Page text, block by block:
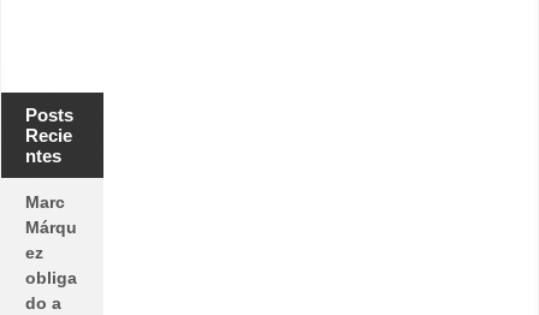
Posts
Recie
ntes
Marc
Márqu
ez
obliga
do a